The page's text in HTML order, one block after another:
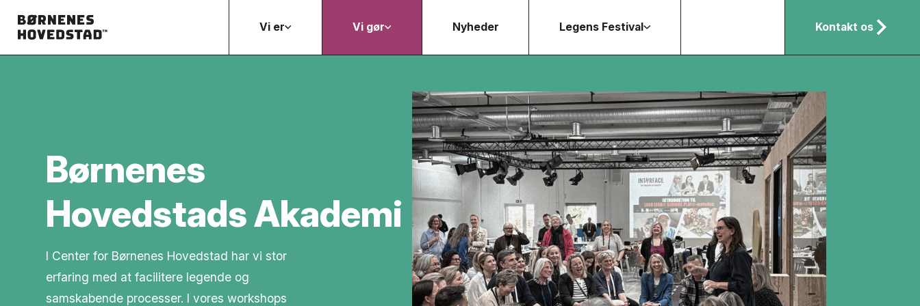
Vi er Vi gør Nyheder Legens Festival Kontakt os
Børnenes
Hovedstads Akademi
I Center for Børnenes Hovedstad har vi stor
erfaring med at facilitere legende og
samskabende processer. I vores workshops